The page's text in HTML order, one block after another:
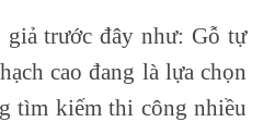
giả trước đây như: Gỗ tự
cao đang là lựa chọn
tìm kiếm thi công nhiều